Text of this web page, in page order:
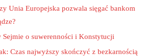
Unia Europejska pozwala sięgać bankom
Sejmie o suwerenności i Konstytucji
Czas najwyższy skończyć z bezkarnością